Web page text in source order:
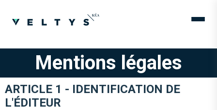
Mentions légales
ARTICLE 1 - IDENTIFICATION DE
L'ÉDITEUR